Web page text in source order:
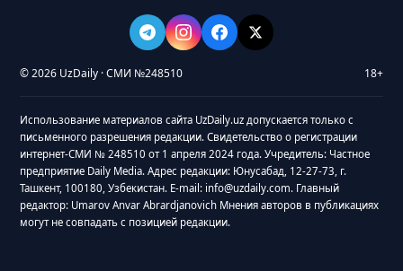
© 2026 UzDaily · СМИ №248510 18+
Использование материалов сайта UzDaily.uz допускается только с
письменного разрешения редакции. Свидетельство о регистрации
интернет-СМИ № 248510 от 1 апреля 2024 года. Учредитель: Частное
предприятие Daily Media. Адрес редакции: Юнусабад, 12-27-73, г.
Ташкент, 100180, Узбекистан. E-mail: info@uzdaily.com. Главный
редактор: Umarov Anvar Abrardjanovich Мнения авторов в публикациях
могут не совпадать с позицией редакции.